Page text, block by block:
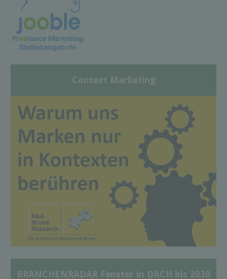
Context Marketing
BRANCHENRADAR Fenster in DACH bis 2030